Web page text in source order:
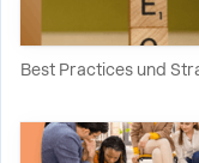
Best Practices und